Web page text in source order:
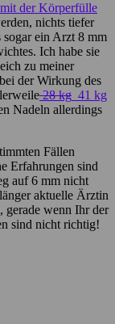
der Körperfülle
nichts tiefer
sogar ein Arzt 8 mm
Ich habe sie
zu meiner
der Wirkung des
28 kg 41 kg
Nadeln allerdings
Fällen
Erfahrungen sind
auf 6 mm nicht
aktuelle Ärztin
gerade wenn Ihr der
sind nicht richtig!